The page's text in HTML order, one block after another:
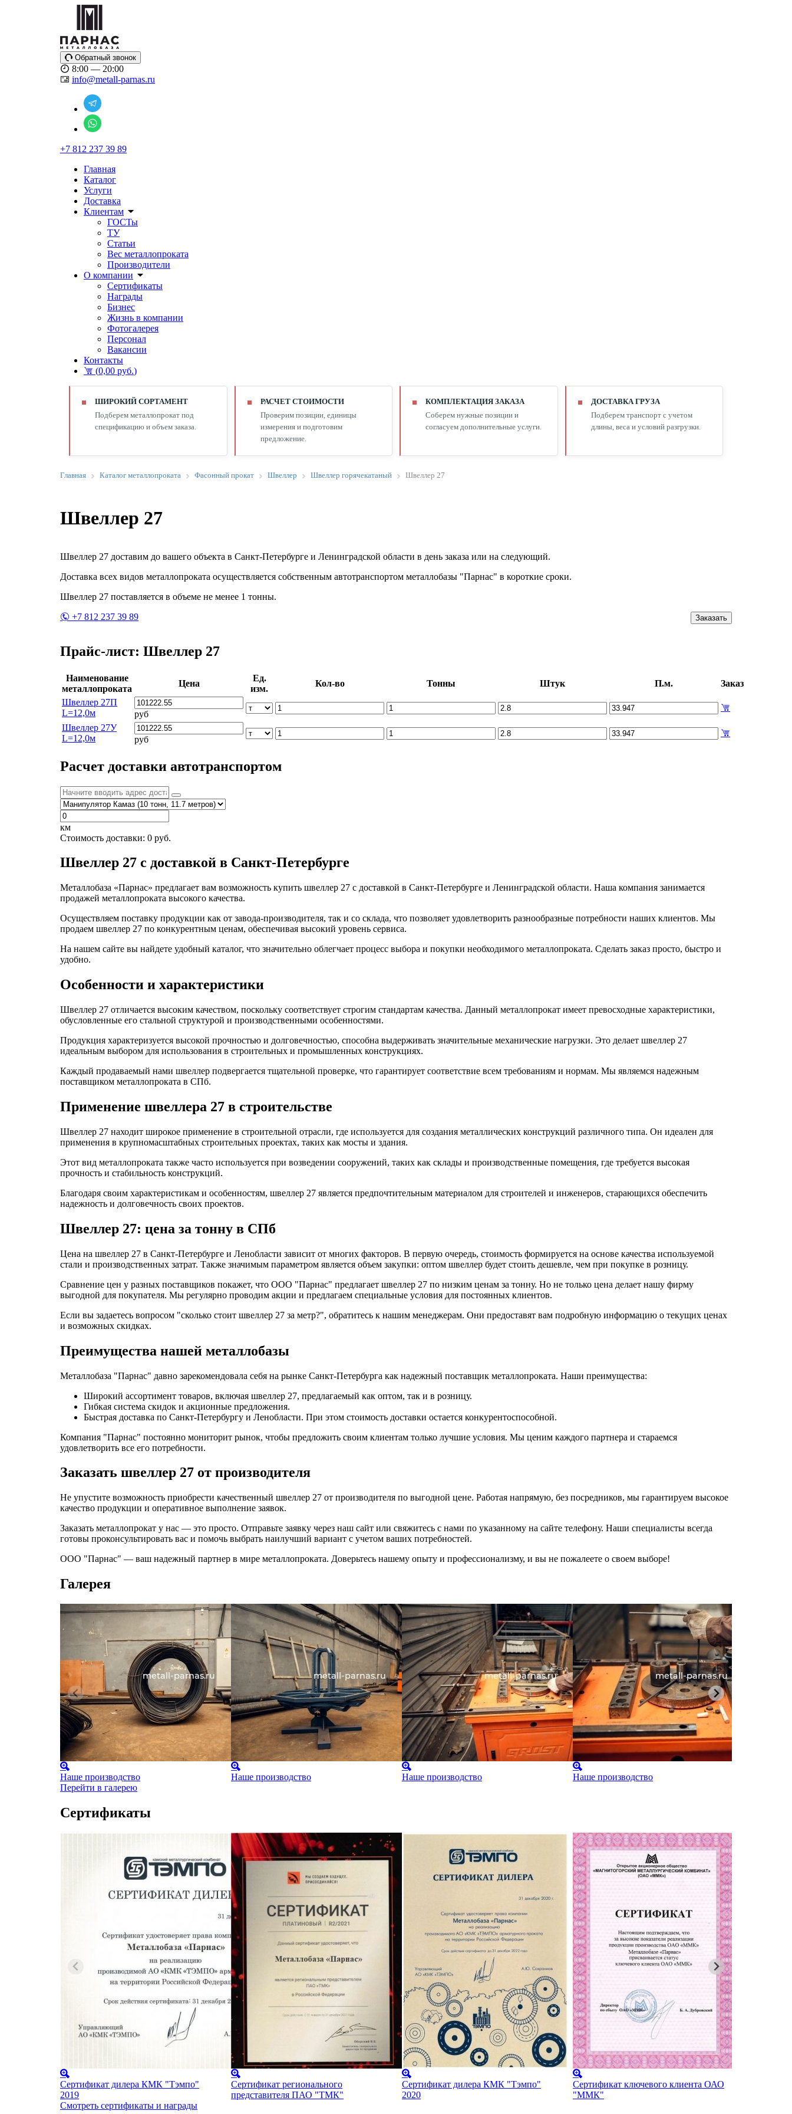
Обратный звонок
8:00 — 20:00
info@metall-parnas.ru
+7 812 237 39 89
Главная
Каталог
Услуги
Доставка
Клиентам
ГОСТы
ТУ
Статьи
Вес металлопроката
Производители
О компании
Сертификаты
Награды
Бизнес
Жизнь в компании
Фотогалерея
Персонал
Вакансии
Контакты
(0,00 руб.)
ШИРОКИЙ СОРТАМЕНТ
Подберем металлопрокат под
спецификацию и объем заказа.
РАСЧЕТ СТОИМОСТИ
Проверим позиции, единицы
измерения и подготовим
предложение.
КОМПЛЕКТАЦИЯ ЗАКАЗА
Соберем нужные позиции и
согласуем дополнительные услуги.
ДОСТАВКА ГРУЗА
Подберем транспорт с учетом
длины, веса и условий разгрузки.
Главная Каталог металлопроката Фасонный прокат Швеллер Швеллер горячекатаный Швеллер 27
Швеллер 27
Швеллер 27 доставим до вашего объекта в Санкт-Петербурге и Ленинградской области в день заказа или на следующий.
Доставка всех видов металлопроката осуществляется собственным автотранспортом металлобазы "Парнас" в короткие сроки.
Швеллер 27 поставляется в объеме не менее 1 тонны.
+7 812 237 39 89
Заказать
Прайс-лист: Швеллер 27
Наименование
металлопроката
Цена
Ед.
изм.
Кол-во Тонны Штук П.м.
Заказ
Швеллер 27П
L=12,0м
руб
Швеллер 27У
L=12,0м
руб
Расчет доставки автотранспортом
км
Стоимость доставки: 0 руб.
Швеллер 27 с доставкой в Санкт-Петербурге
Металлобаза «Парнас» предлагает вам возможность купить швеллер 27 с доставкой в Санкт-Петербурге и Ленинградской области. Наша компания занимается
продажей металлопроката высокого качества.
Осуществляем поставку продукции как от завода-производителя, так и со склада, что позволяет удовлетворить разнообразные потребности наших клиентов. Мы
продаем швеллер 27 по конкурентным ценам, обеспечивая высокий уровень сервиса.
На нашем сайте вы найдете удобный каталог, что значительно облегчает процесс выбора и покупки необходимого металлопроката. Сделать заказ просто, быстро и
удобно.
Особенности и характеристики
Швеллер 27 отличается высоким качеством, поскольку соответствует строгим стандартам качества. Данный металлопрокат имеет превосходные характеристики,
обусловленные его стальной структурой и производственными особенностями.
Продукция характеризуется высокой прочностью и долговечностью, способна выдерживать значительные механические нагрузки. Это делает швеллер 27
идеальным выбором для использования в строительных и промышленных конструкциях.
Каждый продаваемый нами швеллер подвергается тщательной проверке, что гарантирует соответствие всем требованиям и нормам. Мы являемся надежным
поставщиком металлопроката в СПб.
Применение швеллера 27 в строительстве
Швеллер 27 находит широкое применение в строительной отрасли, где используется для создания металлических конструкций различного типа. Он идеален для
применения в крупномасштабных строительных проектах, таких как мосты и здания.
Этот вид металлопроката также часто используется при возведении сооружений, таких как склады и производственные помещения, где требуется высокая
прочность и стабильность конструкций.
Благодаря своим характеристикам и особенностям, швеллер 27 является предпочтительным материалом для строителей и инженеров, старающихся обеспечить
надежность и долговечность своих проектов.
Швеллер 27: цена за тонну в СПб
Цена на швеллер 27 в Санкт-Петербурге и Ленобласти зависит от многих факторов. В первую очередь, стоимость формируется на основе качества используемой
стали и производственных затрат. Также значимым параметром является объем закупки: оптом швеллер будет стоить дешевле, чем при покупке в розницу.
Сравнение цен у разных поставщиков покажет, что ООО "Парнас" предлагает швеллер 27 по низким ценам за тонну. Но не только цена делает нашу фирму
выгодной для покупателя. Мы регулярно проводим акции и предлагаем специальные условия для постоянных клиентов.
Если вы задаетесь вопросом "сколько стоит швеллер 27 за метр?", обратитесь к нашим менеджерам. Они предоставят вам подробную информацию о текущих ценах
и возможных скидках.
Преимущества нашей металлобазы
Металлобаза "Парнас" давно зарекомендовала себя на рынке Санкт-Петербурга как надежный поставщик металлопроката. Наши преимущества:
Широкий ассортимент товаров, включая швеллер 27, предлагаемый как оптом, так и в розницу.
Гибкая система скидок и акционные предложения.
Быстрая доставка по Санкт-Петербургу и Ленобласти. При этом стоимость доставки остается конкурентоспособной.
Компания "Парнас" постоянно мониторит рынок, чтобы предложить своим клиентам только лучшие условия. Мы ценим каждого партнера и стараемся
удовлетворить все его потребности.
Заказать швеллер 27 от производителя
Не упустите возможность приобрести качественный швеллер 27 от производителя по выгодной цене. Работая напрямую, без посредников, мы гарантируем высокое
качество продукции и оперативное выполнение заявок.
Заказать металлопрокат у нас — это просто. Отправьте заявку через наш сайт или свяжитесь с нами по указанному на сайте телефону. Наши специалисты всегда
готовы проконсультировать вас и помочь выбрать наилучший вариант с учетом ваших потребностей.
ООО "Парнас" — ваш надежный партнер в мире металлопроката. Доверьтесь нашему опыту и профессионализму, и вы не пожалеете о своем выборе!
Галерея
Наше производство Наше производство Наше производство Наше производство
Перейти в галерею
Сертификаты
Сертификат дилера КМК "Тэмпо"
2019
Сертификат регионального
представителя ПАО "ТМК"
Сертификат дилера КМК "Тэмпо"
2020
Сертификат ключевого клиента ОАО
"ММК"
Смотреть сертификаты и награды